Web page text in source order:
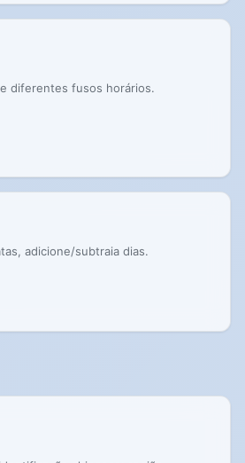
diferentes fusos horários.
adicione/subtraia dias.